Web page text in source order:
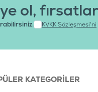
ol,
KVKK Sözleşmesi'ni
KATEGORILER